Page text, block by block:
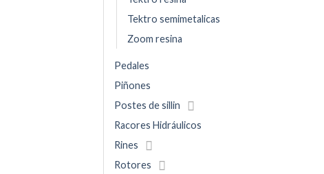
Tektro semimetalicas
Zoom resina
Pedales
Piñones
Postes de sillin
Racores Hidráulicos
Rines
Rotores